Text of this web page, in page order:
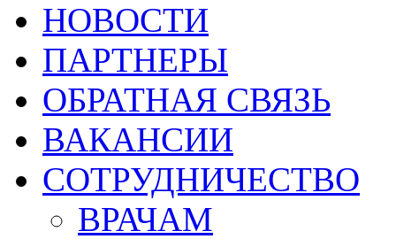
НОВОСТИ
ПАРТНЕРЫ
ОБРАТНАЯ СВЯЗЬ
ВАКАНСИИ
СОТРУДНИЧЕСТВО
ВРАЧАМ